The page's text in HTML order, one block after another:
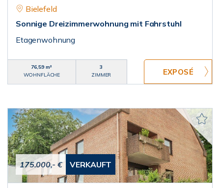
Bielefeld
Sonnige Dreizimmerwohnung mit Fahrstuhl
Etagenwohnung
76,59 m²
WOHNFLÄCHE
3
ZIMMER
175.000,- € VERKAUFT